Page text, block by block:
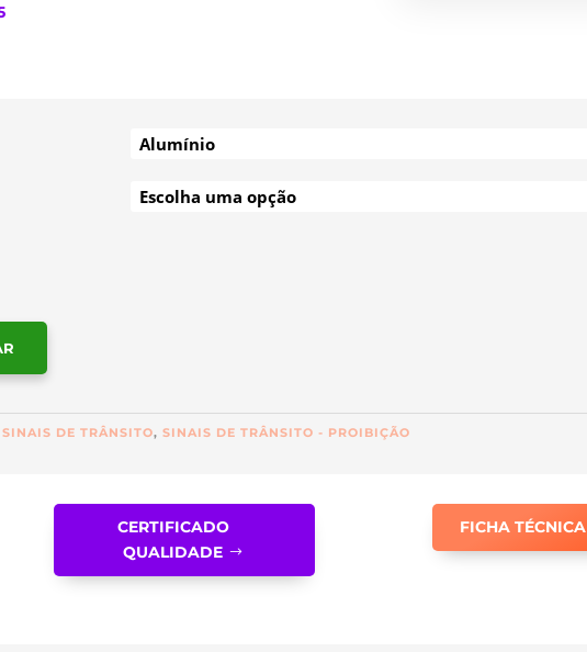
SINAIS DE TRÂNSITO,SINAIS DE TRÂNSITO - PROIBIÇÃO
CERTIFICADO
QUALIDADE
FICHA TÉCNICA